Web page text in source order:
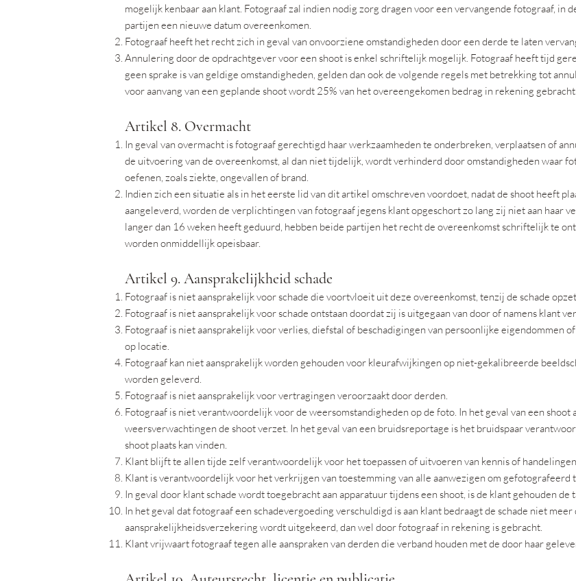
mogelijk kenbaar aan klant. Fotograaf zal indien nodig zorg dragen voor een vervangende fotograaf, in
partijen een nieuwe datum overeenkomen.
Fotograaf heeft het recht zich in geval van onvoorziene omstandigheden door een derde te laten
Annulering door de opdrachtgever voor een shoot is enkel schriftelijk mogelijk. Fotograaf heeft tijd
geen sprake is van geldige omstandigheden, gelden dan ook de volgende regels met betrekking tot
voor aanvang van een geplande shoot wordt 25% van het overeengekomen bedrag in rekening gebracht.
Artikel 8. Overmacht
In geval van overmacht is fotograaf gerechtigd haar werkzaamheden te onderbreken, verplaatsen of
de uitvoering van de overeenkomst, al dan niet tijdelijk, wordt verhinderd door omstandigheden waar
oefenen, zoals ziekte, ongevallen of brand.
Indien zich een situatie als in het eerste lid van dit artikel omschreven voordoet, nadat de shoot heeft
aangeleverd, worden de verplichtingen van fotograaf jegens klant opgeschort zo lang zij niet aan haar
langer dan 16 weken heeft geduurd, hebben beide partijen het recht de overeenkomst schriftelijk te
worden onmiddellijk opeisbaar.
Artikel 9. Aansprakelijkheid schade
Fotograaf is niet aansprakelijk voor schade die voortvloeit uit deze overeenkomst, tenzij de schade
Fotograaf is niet aansprakelijk voor schade ontstaan doordat zij is uitgegaan van door of namens klant
Fotograaf is niet aansprakelijk voor verlies, diefstal of beschadigingen van persoonlijke eigendommen
op locatie.
Fotograaf kan niet aansprakelijk worden gehouden voor kleurafwijkingen op niet-gekalibreerde
worden geleverd.
Fotograaf is niet aansprakelijk voor vertragingen veroorzaakt door derden.
Fotograaf is niet verantwoordelijk voor de weersomstandigheden op de foto. In het geval van een
weersverwachtingen de shoot verzet. In het geval van een bruidsreportage is het bruidspaar
shoot plaats kan vinden.
Klant blijft te allen tijde zelf verantwoordelijk voor het toepassen of uitvoeren van kennis of
Klant is verantwoordelijk voor het verkrijgen van toestemming van alle aanwezigen om
In geval door klant schade wordt toegebracht aan apparatuur tijdens een shoot, is de klant gehouden de
In het geval dat fotograaf een schadevergoeding verschuldigd is aan klant bedraagt de schade niet
aansprakelijkheidsverzekering wordt uitgekeerd, dan wel door fotograaf in rekening is gebracht.
Klant vrijwaart fotograaf tegen alle aanspraken van derden die verband houden met de door haar